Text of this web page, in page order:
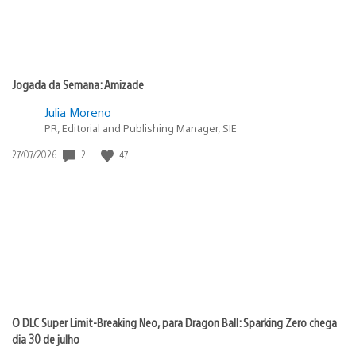
Jogada da Semana: Amizade
Julia Moreno
PR, Editorial and Publishing Manager, SIE
Data
27/07/2026 2 47
O DLC Super Limit-Breaking Neo, para Dragon Ball: Sparking Zero chega
dia 30 de julho